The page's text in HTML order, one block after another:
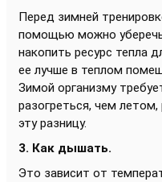
Перед зимней
помощью можно
накопить ресурс тепла
ее лучше в теплом
Зимой организму
разогреться, чем
эту разницу.
3. Как дышать.
Это зависит от